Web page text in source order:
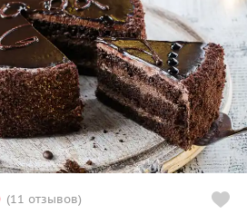
(11 отзывов)